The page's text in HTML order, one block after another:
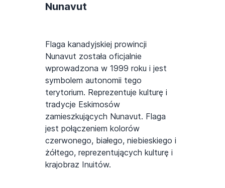
Nunavut
Flaga kanadyjskiej prowincji
Nunavut została oficjalnie
wprowadzona w 1999 roku i jest
symbolem autonomii tego
terytorium. Reprezentuje kulturę i
tradycje Eskimosów
zamieszkujących Nunavut. Flaga
jest połączeniem kolorów
czerwonego, białego, niebieskiego i
żółtego, reprezentujących kulturę i
krajobraz Inuitów.